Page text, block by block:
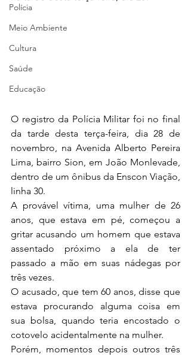
Polícia
Meio Ambiente
Cultura
Saúde
Educação
O registro da Polícia Militar foi no final
da tarde desta terça-feira, dia 28 de
novembro, na Avenida Alberto Pereira
Lima, bairro Sion, em João Monlevade,
dentro de um ônibus da Enscon Viação,
linha 30.
A provável vítima, uma mulher de 26
anos, que estava em pé, começou a
gritar acusando um homem que estava
assentado próximo a ela de ter
passado a mão em suas nádegas por
três vezes.
O acusado, que tem 60 anos, disse que
estava procurando alguma coisa em
sua bolsa, quando teria encostado o
cotovelo acidentalmente na mulher.
Porém, momentos depois outros três